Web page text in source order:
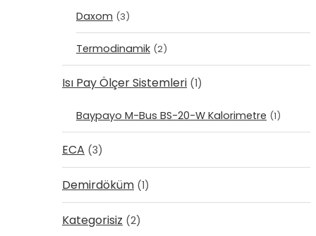
Daxom (3)
Termodinamik (2)
Isı Pay Ölçer Sistemleri (1)
Baypayo M-Bus BS-20-W Kalorimetre (1)
ECA (3)
Demirdöküm (1)
Kategorisiz (2)